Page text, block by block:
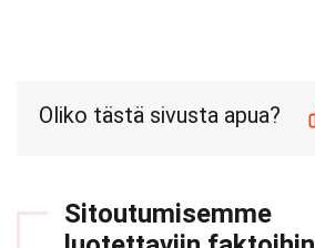
Oliko tästä sivusta apua?
Sitoutumisemme